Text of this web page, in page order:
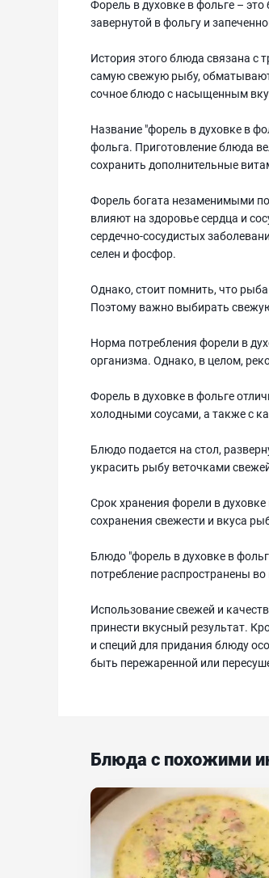
Форель в духовке в фольге –
завернутой в фольгу и
История этого блюда связана
самую свежую рыбу, обматывают
сочное блюдо с насыщенным
Название "форель в духовке в
фольга. Приготовление блюда
сохранить дополнительные
Форель богата незаменимыми
влияют на здоровье сердца и
сердечно-сосудистых
селен и фосфор.
Однако, стоит помнить, что
Поэтому важно выбирать
Норма потребления форели в
организма. Однако, в целом,
Форель в духовке в фольге
холодными соусами, а также с
Блюдо подается на стол,
украсить рыбу веточками
Срок хранения форели в
сохранения свежести и вкуса
Блюдо "форель в духовке в
потребление распространены
Использование свежей и
принести вкусный результат.
и специй для придания блюду
быть пережаренной или
Блюда с похожими